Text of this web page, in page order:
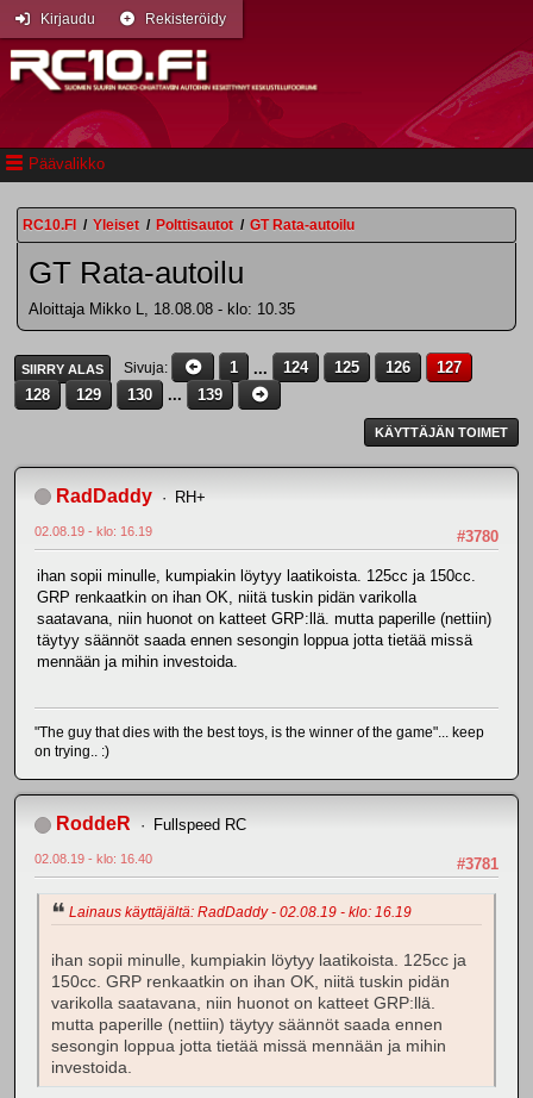
Päävalikko
Kirjaudu Rekisteröidy
RC10.FI / Yleiset / Polttisautot / GT Rata-autoilu
GT Rata-autoilu
Aloittaja Mikko L, 18.08.08 - klo: 10.35
SIIRRY ALAS Sivuja 1 ... 124 125 126
127
128
129 130 ... 139
KÄYTTÄJÄN TOIMET
RadDaddy RH+
#3780
02.08.19 - klo: 16.19
ihan sopii minulle, kumpiakin löytyy laatikoista. 125cc ja 150cc.
GRP renkaatkin on ihan OK, niitä tuskin pidän varikolla
saatavana, niin huonot on katteet GRP:llä. mutta paperille (nettiin)
täytyy säännöt saada ennen sesongin loppua jotta tietää missä
mennään ja mihin investoida.
"The guy that dies with the best toys, is the winner of the game"... keep
on trying.. :)
RoddeR Fullspeed RC
#3781
02.08.19 - klo: 16.40
Lainaus käyttäjältä: RadDaddy - 02.08.19 - klo: 16.19
ihan sopii minulle, kumpiakin löytyy laatikoista. 125cc ja
150cc. GRP renkaatkin on ihan OK, niitä tuskin pidän
varikolla saatavana, niin huonot on katteet GRP:llä.
mutta paperille (nettiin) täytyy säännöt saada ennen
sesongin loppua jotta tietää missä mennään ja mihin
investoida.